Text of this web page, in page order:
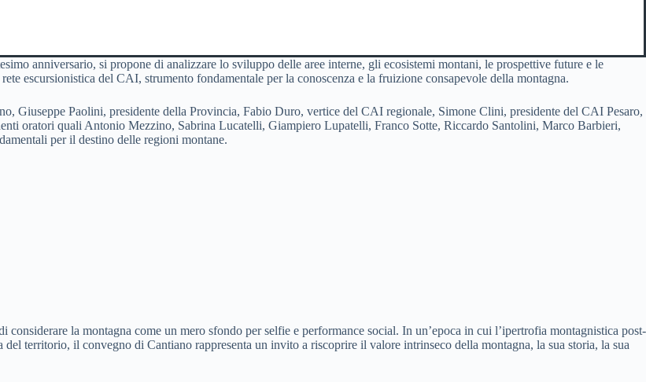
anniversario, si propone di analizzare lo sviluppo delle aree interne, gli ecosistemi montani, le prospettive future e le
escursionistica del CAI, strumento fondamentale per la conoscenza e la fruizione consapevole della montagna.
Giuseppe Paolini, presidente della Provincia, Fabio Duro, vertice del CAI regionale, Simone Clini, presidente del CAI Pesaro,
oratori quali Antonio Mezzino, Sabrina Lucatelli, Giampiero Lupatelli, Franco Sotte, Riccardo Santolini, Marco Barbieri,
per il destino delle regioni montane.
la montagna come un mero sfondo per selfie e performance social. In un’epoca in cui l’ipertrofia montagnistica post-
territorio, il convegno di Cantiano rappresenta un invito a riscoprire il valore intrinseco della montagna, la sua storia, la sua